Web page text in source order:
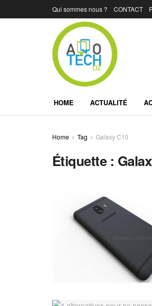
Qui sommes nous ? CONTACT
HOME ACTUALITÉ
Home Tag Galaxy C10
Étiquette :